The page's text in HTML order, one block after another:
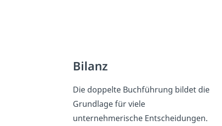
Bilanz
Die doppelte Buchführung bildet die
Grundlage für viele
unternehmerische Entscheidungen.